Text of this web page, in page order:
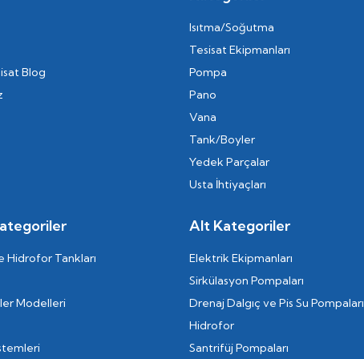
Blog
Isıtma/Soğutma
Tesisat Ekipmanları
Pompa
Pano
Vana
Tank/Boyler
Yedek Parçalar
Usta İhtiyaçları
Hidrofor Tankları
Modelleri
Alt Kategoriler
Elektrik Ekipmanları
Sirkülasyon Pompaları
Drenaj Dalgıç ve Pis Su Pompaları
Hidrofor
Santrifüj Pompaları